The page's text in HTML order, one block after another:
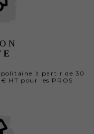
à partir de 30
HT pour les PROS